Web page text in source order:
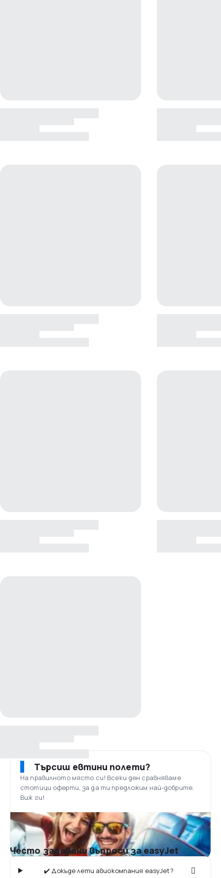
Търсиш евтини полети?
На правилното място си! Всеки ден сравняваме
стотици оферти, за да ти предложим най-добрите.
Виж ги!
Често задавани въпроси за easyJet
✔️ Докъде лети авиокомпания easyJet?